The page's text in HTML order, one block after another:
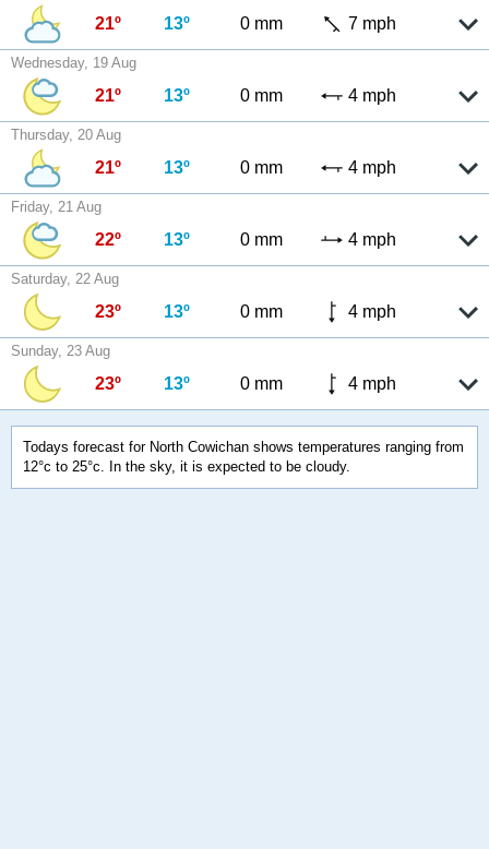
21º 13º 0 mm 7 mph
Wednesday, 19 Aug
21º 13º 0 mm 4 mph
Thursday, 20 Aug
21º 13º 0 mm 4 mph
Friday, 21 Aug
22º 13º 0 mm 4 mph
Saturday, 22 Aug
23º 13º 0 mm 4 mph
Sunday, 23 Aug
23º 13º 0 mm 4 mph
Todays forecast for North Cowichan shows temperatures ranging from
12°c to 25°c. In the sky, it is expected to be cloudy.